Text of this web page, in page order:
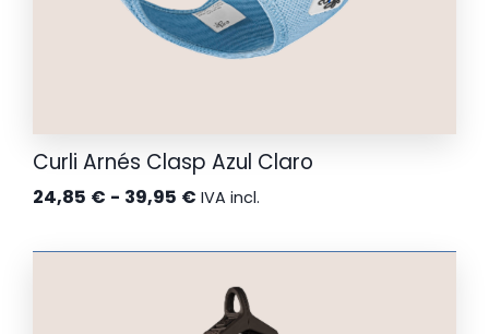
Curli Arnés Clasp Azul Claro
24,85 € - 39,95 € Rango
precios:
desde
24,85 €
IVA incl.